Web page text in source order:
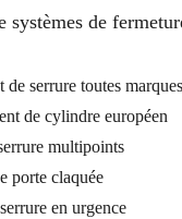
systèmes de
de serrure toutes
de cylindre européen
multipoints
porte claquée
en urgence